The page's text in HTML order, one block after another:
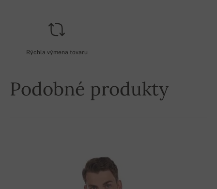
Rýchla výmena tovaru
Podobné produkty